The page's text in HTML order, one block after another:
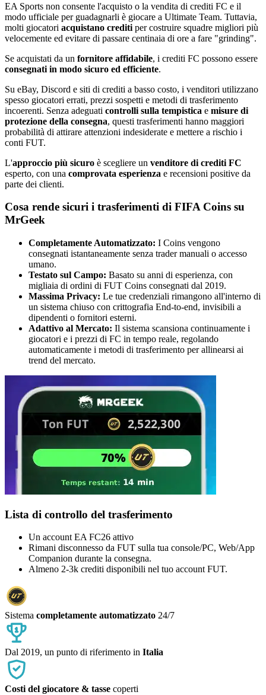
EA Sports non consente l'acquisto o la vendita di crediti FC e il
modo ufficiale per guadagnarli è giocare a Ultimate Team. Tuttavia,
molti giocatori acquistano crediti per costruire squadre migliori più
velocemente ed evitare di passare centinaia di ore a fare "grinding".
Se acquistati da un fornitore affidabile, i crediti FC possono essere
consegnati in modo sicuro ed efficiente.
Su eBay, Discord e siti di crediti a basso costo, i venditori utilizzano
spesso giocatori errati, prezzi sospetti e metodi di trasferimento
incoerenti. Senza adeguati controlli sulla tempistica e misure di
protezione della consegna, questi trasferimenti hanno maggiori
probabilità di attirare attenzioni indesiderate e mettere a rischio i
conti FUT.
L'approccio più sicuro è scegliere un venditore di crediti FC
esperto, con una comprovata esperienza e recensioni positive da
parte dei clienti.
Cosa rende sicuri i trasferimenti di FIFA Coins su
MrGeek
Completamente Automatizzato: I Coins vengono
consegnati istantaneamente senza trader manuali o accesso
umano.
Testato sul Campo: Basato su anni di esperienza, con
migliaia di ordini di FUT Coins consegnati dal 2019.
Massima Privacy: Le tue credenziali rimangono all'interno di
un sistema chiuso con crittografia End-to-end, invisibili a
dipendenti o fornitori esterni.
Adattivo al Mercato: Il sistema scansiona continuamente i
giocatori e i prezzi di FC in tempo reale, regolando
automaticamente i metodi di trasferimento per allinearsi ai
trend del mercato.
Lista di controllo del trasferimento
Un account EA FC26 attivo
Rimani disconnesso da FUT sulla tua console/PC, Web/App
Companion durante la consegna.
Almeno 2-3k crediti disponibili nel tuo account FUT.
Sistema completamente automatizzato 24/7
Dal 2019, un punto di riferimento in Italia
Costi del giocatore & tasse coperti